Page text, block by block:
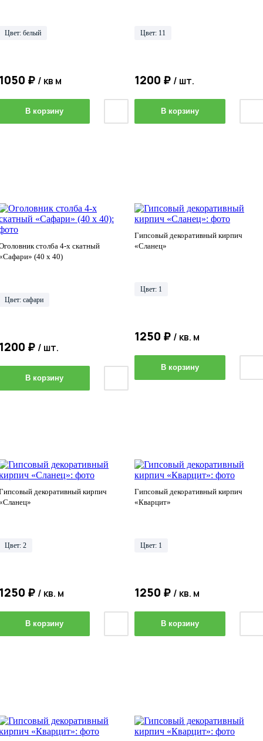
Цвет: белый
₽ / кв м
В корзину
Цвет: 11
1200 ₽ / шт.
В корзину
столба 4-х скатный
(40 х 40)
Цвет: сафари
₽ / шт.
В корзину
Гипсовый декоративный кирпич
«Сланец»
Цвет: 1
1250 ₽ / кв. м
В корзину
декоративный кирпич
Цвет: 2
₽ / кв. м
В корзину
Гипсовый декоративный кирпич
«Кварцит»
Цвет: 1
1250 ₽ / кв. м
В корзину